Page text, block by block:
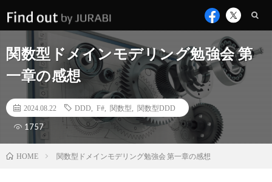
関数型ドメインモデリング勉強会 第
一章の感想
2024.08.22 DDD F# 関数型 関数型DDD
1757
HOME 関数型ドメインモデリング勉強会 第一章の感想